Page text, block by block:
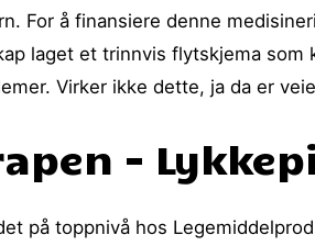
For å finansiere denne
laget et trinnvis flytskjema
Virker ikke dette, ja da er
–
på toppnivå hos